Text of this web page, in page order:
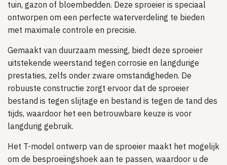
tuin, gazon of bloembedden. Deze sproeier is speciaal
ontworpen om een perfecte waterverdeling te bieden
met maximale controle en precisie.
Gemaakt van duurzaam messing, biedt deze sproeier
uitstekende weerstand tegen corrosie en langdurige
prestaties, zelfs onder zware omstandigheden. De
robuuste constructie zorgt ervoor dat de sproeier
bestand is tegen slijtage en bestand is tegen de tand des
tijds, waardoor het een betrouwbare keuze is voor
langdurig gebruik.
Het T-model ontwerp van de sproeier maakt het mogelijk
om de besproeiingshoek aan te passen, waardoor u de